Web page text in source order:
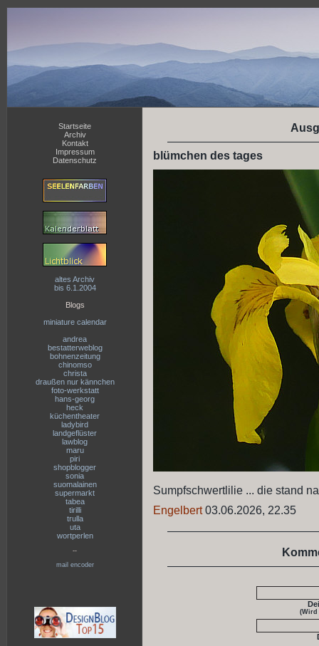
Startseite
Archiv
Kontakt
Impressum
Datenschutz
altes Archiv
bis 6.1.2004
Blogs
miniature calendar
andrea
bestatterweblog
bohnenzeitung
chinomso
christa
draußen nur kännchen
foto-werkstatt
hans-georg
heck
küchentheater
ladybird
landgeflüster
lawblog
maru
piri
shopblogger
sonia
suomalainen
supermarkt
tabea
tirilli
trulla
uta
wortperlen
--
mail encoder
blümchen des tages
Sumpfschwertlilie ... die stand
Engelbert03.06.2026, 22.35
(Wird